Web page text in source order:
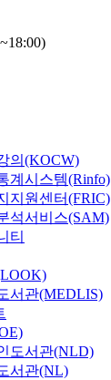
의(KOCW)
계시스템(Rinfo)
지원센터(FRIC)
석서비스(SAM)
티
서관(MEDLIS)
도서관(NLD)
서관(NL)